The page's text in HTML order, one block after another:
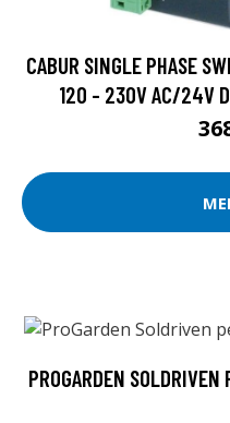
CABUR SINGLE PHASE
120 - 230V AC/24V
PROGARDEN